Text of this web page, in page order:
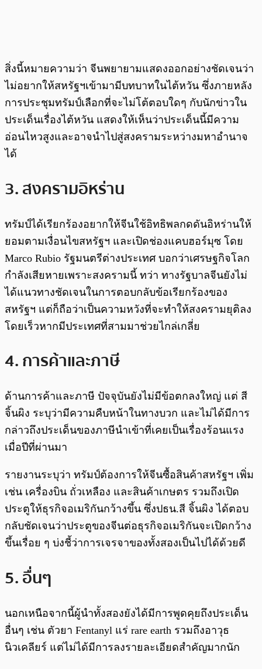
สิ่งนี้หมายความว่า จีนพยายามแสดงออกอย่างชัดเจนว่า
ไม่อยากให้สหรัฐฯเข้ามามีบทบาทในไต้หวัน ซึ่งภายหลัง
การประชุมทรัมป์เลือกที่จะไม่โต้ตอบใดๆ กับนักข่าวใน
ประเด็นเรื่องไต้หวัน แสดงให้เห็นว่าประเด็นนี้มีความ
อ่อนไหวสูงและอาจนำไปสู่สงครามระหว่างมหาอำนาจ
ได้
3. สงครามอิหร่าน
ทรัมป์ได้เรียกร้องอยากให้จีนใช้อิทธิพลกดดันอิหร่านให้
ยอมตามเงื่อนไขสหรัฐฯ และเปิดช่องแคบฮอร์มุซ โดย
Marco Rubio รัฐมนตรีต่างประเทศ บอกว่าเศรษฐกิจโลก
กำลังเสียหายเพราะสงครามนี้ ทว่า ทางรัฐบาลจีนยังไม่
ได้แนวทางชัดเจนในการตอบกลับข้อเรียกร้องของ
สหรัฐฯ แต่ก็ถือว่าเป็นความหวังที่จะทำให้สงครามยุติลง
โดยเร็วหากมีประเทศที่สามมาช่วยไกล่เกลี่ย
4. การค้าและภาษี
ด้านการค้าและภาษี ปัจจุบันยังไม่มีข้อตกลงใหญ่ แต่ สี
จิ้นผิง ระบุว่ามีความคืบหน้าในทางบวก และไม่ได้มีการ
กล่าวถึงประเด็นของภาษีนำเข้าที่เคยเป็นเรื่องร้อนแรง
เมื่อปีที่ผ่านมา
รายงานระบุว่า ทรัมป์ต้องการให้จีนซื้อสินค้าสหรัฐฯ เพิ่ม
เช่น เครื่องบิน ถั่วเหลือง และสินค้าเกษตร รวมถึงเปิด
ประตูให้ธุรกิจอเมริกันกว้างขึ้น ซึ่งปธน.สี จิ้นผิง ได้ตอบ
กลับชัดเจนว่าประตูของจีนต่อธุรกิจอเมริกันจะเปิดกว้าง
ขึ้นเรื่อย ๆ บ่งชี้ว่าการเจรจาของทั้งสองเป็นไปได้ด้วยดี
5. อื่นๆ
นอกเหนือจากนี้ผู้นำทั้งสองยังได้มีการพูดคุยถึงประเด็น
อื่นๆ เช่น ตัวยา Fentanyl แร่ rare earth รวมถึงอาวุธ
นิวเคลียร์ แต่ไม่ได้มีการลงรายละเอียดสำคัญมากนัก